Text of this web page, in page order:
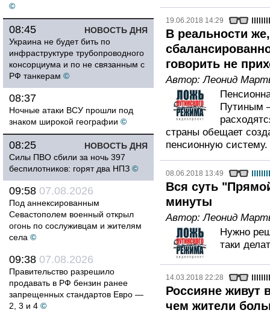
©
НОВОСТЬ ДНЯ
08:45
Украина не будет бить по
инфраструктуре трубопроводного
консорциума и по не связанным с
РФ танкерам ©
08:37
Ночные атаки ВСУ прошли под
знаком широкой географии ©
НОВОСТЬ ДНЯ
08:25
Силы ПВО сбили за ночь 397
беспилотников: горят два НПЗ ©
09:58 07.08.2026
Под аннексированным
Севастополем военный открыл
огонь по сослуживцам и жителям
села ©
09:38 07.08.2026
Правительство разрешило
продавать в РФ бензин ранее
запрещенных стандартов Евро —
2, 3 и 4 ©
19.06.2018 14:29
В реальности
говорить не
Автор:Леонид
Путиным
страны обещает
пенсионную систему.
08.06.2018 13:49
Вся суть
минуты
Автор:Леонид
Нужно
таки
14.03.2018 22:28
Россияне живут
чем жители